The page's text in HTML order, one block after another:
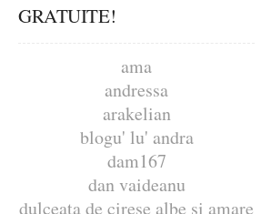
GRATUITE!
ama
andressa
arakelian
blogu' lu' andra
dam167
dan vaideanu
dulceata de cirese albe si amare